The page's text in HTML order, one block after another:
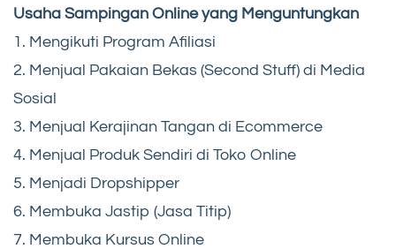
Usaha Sampingan Online yang Menguntungkan
1. Mengikuti Program Afiliasi
2. Menjual Pakaian Bekas (Second Stuff) di Media
Sosial
3. Menjual Kerajinan Tangan di Ecommerce
4. Menjual Produk Sendiri di Toko Online
5. Menjadi Dropshipper
6. Membuka Jastip (Jasa Titip)
7. Membuka Kursus Online